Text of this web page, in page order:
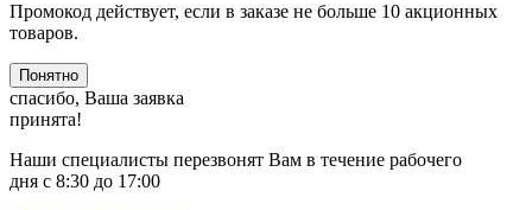
Промокод действует, если в заказе не больше 10 акционных
товаров.
Понятно
спасибо, Ваша заявка
принята!
Наши специалисты перезвонят Вам в течение рабочего
дня с 8:30 до 17:00